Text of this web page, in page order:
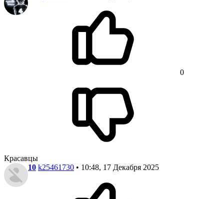
0
Красавцы
10 k25461730 • 10:48, 17 Декабря 2025